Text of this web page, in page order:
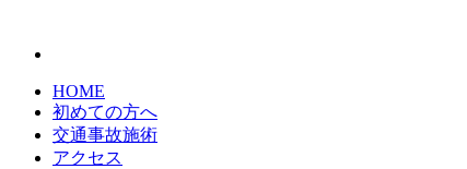
HOME
初めての方へ
交通事故施術
アクセス